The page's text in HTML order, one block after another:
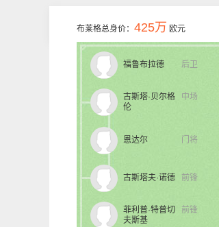
布莱格总身价： 425万 欧元
后卫
福鲁布拉德
中场
古斯塔·贝尔格
伦
门将
恩达尔
前锋
古斯塔夫·诺德
前锋
菲利普·特普切
夫斯基